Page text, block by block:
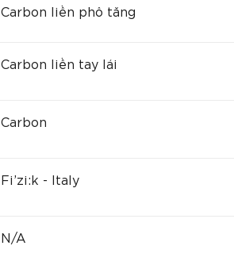
Carbon liền phô tăng
Carbon liền tay lái
Carbon
Fi’zi:k - Italy
N/A